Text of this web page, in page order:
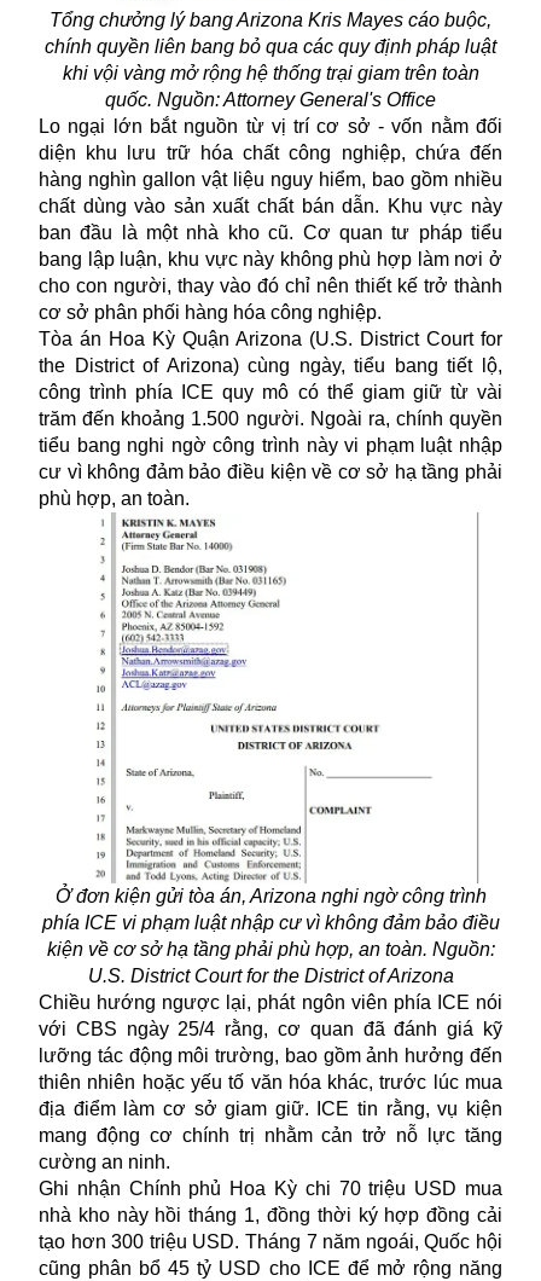
Tổng chưởng lý bang Arizona Kris Mayes cáo buộc,
chính quyền liên bang bỏ qua các quy định pháp luật
khi vội vàng mở rộng hệ thống trại giam trên toàn
quốc. Nguồn: Attorney General's Office
Lo ngại lớn bắt nguồn từ vị trí cơ sở - vốn nằm đối
diện khu lưu trữ hóa chất công nghiệp, chứa đến
hàng nghìn gallon vật liệu nguy hiểm, bao gồm nhiều
chất dùng vào sản xuất chất bán dẫn. Khu vực này
ban đầu là một nhà kho cũ. Cơ quan tư pháp tiểu
bang lập luận, khu vực này không phù hợp làm nơi ở
cho con người, thay vào đó chỉ nên thiết kế trở thành
cơ sở phân phối hàng hóa công nghiệp.
Tòa án Hoa Kỳ Quận Arizona (U.S. District Court for
the District of Arizona) cùng ngày, tiểu bang tiết lộ,
công trình phía ICE quy mô có thể giam giữ từ vài
trăm đến khoảng 1.500 người. Ngoài ra, chính quyền
tiểu bang nghi ngờ công trình này vi phạm luật nhập
cư vì không đảm bảo điều kiện về cơ sở hạ tầng phải
phù hợp, an toàn.
Ở đơn kiện gửi tòa án, Arizona nghi ngờ công trình
phía ICE vi phạm luật nhập cư vì không đảm bảo điều
kiện về cơ sở hạ tầng phải phù hợp, an toàn. Nguồn:
U.S. District Court for the District of Arizona
Chiều hướng ngược lại, phát ngôn viên phía ICE nói
với CBS ngày 25/4 rằng, cơ quan đã đánh giá kỹ
lưỡng tác động môi trường, bao gồm ảnh hưởng đến
thiên nhiên hoặc yếu tố văn hóa khác, trước lúc mua
địa điểm làm cơ sở giam giữ. ICE tin rằng, vụ kiện
mang động cơ chính trị nhằm cản trở nỗ lực tăng
cường an ninh.
Ghi nhận Chính phủ Hoa Kỳ chi 70 triệu USD mua
nhà kho này hồi tháng 1, đồng thời ký hợp đồng cải
tạo hơn 300 triệu USD. Tháng 7 năm ngoái, Quốc hội
cũng phân bổ 45 tỷ USD cho ICE để mở rộng năng